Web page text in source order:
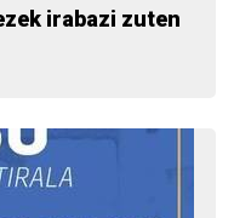
irabazi zuten